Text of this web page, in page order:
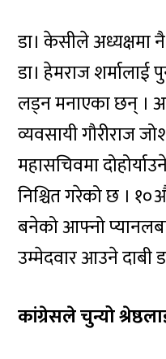
डा। केसीले अध्यक्षमा
डा। हेमराज शर्मालाई
लड्न मनाएका छन् ।
व्यवसायी गौरीराज
महासचिवमा
निश्चित गरेको छ ।
बनेको आफ्नो
उम्मेदवार आउने दाबी
कांग्रेसले चुन्यो